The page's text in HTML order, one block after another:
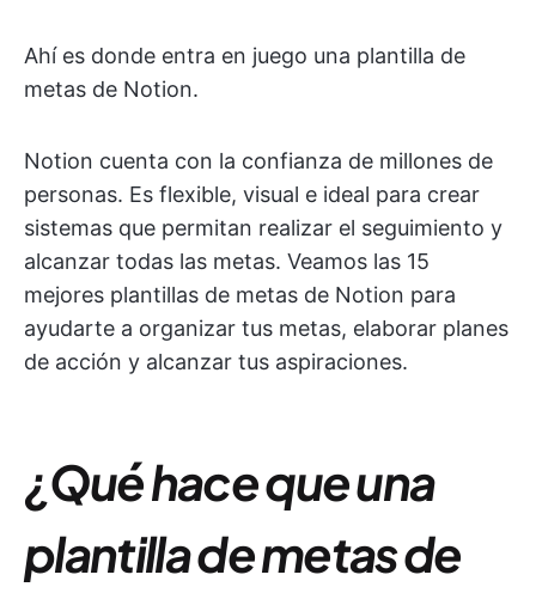
Ahí es donde entra en juego una plantilla de
metas de Notion.
Notion cuenta con la confianza de millones de
personas. Es flexible, visual e ideal para crear
sistemas que permitan realizar el seguimiento y
alcanzar todas las metas. Veamos las 15
mejores plantillas de metas de Notion para
ayudarte a organizar tus metas, elaborar planes
de acción y alcanzar tus aspiraciones.
¿Qué hace que una
plantilla de metas de